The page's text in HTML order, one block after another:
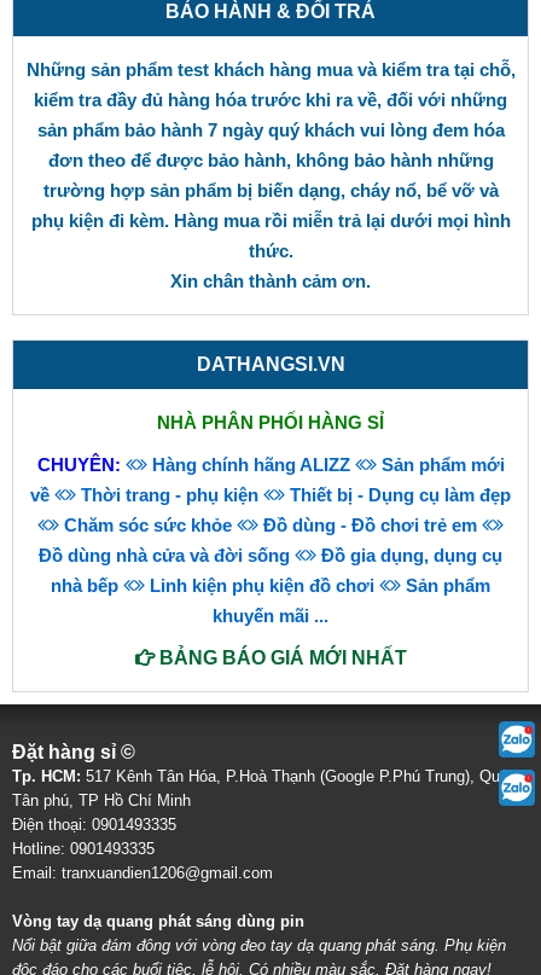
BẢO HÀNH & ĐỔI TRẢ
Những sản phẩm test khách hàng mua và kiểm tra tại chỗ,
kiểm tra đầy đủ hàng hóa trước khi ra về, đối với những
sản phẩm bảo hành 7 ngày quý khách vui lòng đem hóa
đơn theo để được bảo hành, không bảo hành những
trường hợp sản phẩm bị biến dạng, cháy nổ, bể vỡ và
phụ kiện đi kèm. Hàng mua rồi miễn trả lại dưới mọi hình
thức.
Xin chân thành cảm ơn.
DATHANGSI.VN
NHÀ PHÂN PHỐI HÀNG SỈ
CHUYÊN: Hàng chính hãng ALIZZ
Sản phẩm mới
về
Thời trang - phụ kiện
Thiết bị - Dụng cụ làm đẹp
Chăm sóc sức khỏe
Đồ dùng - Đồ chơi trẻ em
Đồ dùng nhà cửa và đời sống
Đồ gia dụng, dụng cụ
nhà bếp
Linh kiện phụ kiện đồ chơi
Sản phẩm
khuyến mãi ...
BẢNG BÁO GIÁ MỚI NHẤT
Đặt hàng sỉ ©
Tp. HCM: 517 Kênh Tân Hóa, P.Hoà Thạnh (Google P.Phú Trung), Quận
Tân phú, TP Hồ Chí Minh
Điện thoại: 0901493335
Hotline: 0901493335
Email: tranxuandien1206@gmail.com
Vòng tay dạ quang phát sáng dùng pin
Nổi bật giữa đám đông với vòng đeo tay dạ quang phát sáng. Phụ kiện
độc đáo cho các buổi tiệc, lễ hội. Có nhiều màu sắc. Đặt hàng ngay!